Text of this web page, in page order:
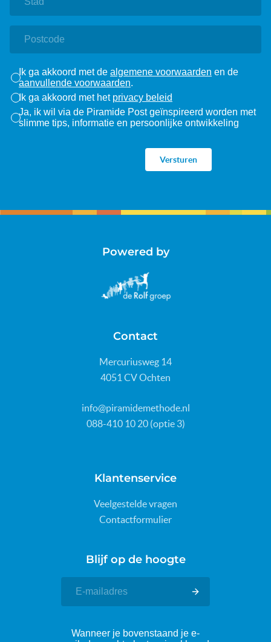
Ik ga akkoord met de algemene voorwaarden en de
aanvullende voorwaarden.
Ik ga akkoord met het privacy beleid
Ja, ik wil via de Piramide Post geïnspireerd worden met
slimme tips, informatie en persoonlijke ontwikkeling
Powered by
Contact
Mercuriusweg 14
4051 CV Ochten
info@piramidemethode.nl
088-410 10 20 (optie 3)
Klantenservice
Veelgestelde vragen
Contactformulier
Blijf op de hoogte
Wanneer je bovenstaand je e-